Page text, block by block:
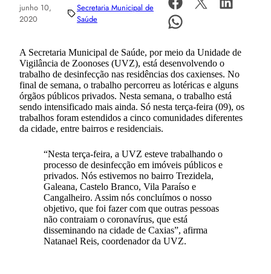
junho 10,
2020
Secretaria Municipal de
Saúde
A Secretaria Municipal de Saúde, por meio da Unidade de
Vigilância de Zoonoses (UVZ), está desenvolvendo o
trabalho de desinfecção nas residências dos caxienses. No
final de semana, o trabalho percorreu as lotéricas e alguns
órgãos públicos privados. Nesta semana, o trabalho está
sendo intensificado mais ainda. Só nesta terça-feira (09), os
trabalhos foram estendidos a cinco comunidades diferentes
da cidade, entre bairros e residenciais.
“Nesta terça-feira, a UVZ esteve trabalhando o
processo de desinfecção em imóveis públicos e
privados. Nós estivemos no bairro Trezidela,
Galeana, Castelo Branco, Vila Paraíso e
Cangalheiro. Assim nós concluímos o nosso
objetivo, que foi fazer com que outras pessoas
não contraiam o coronavírus, que está
disseminando na cidade de Caxias”, afirma
Natanael Reis, coordenador da UVZ.